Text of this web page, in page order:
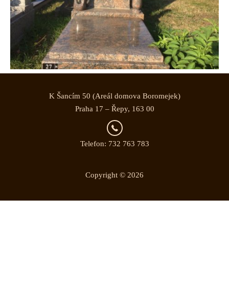
K Šancím 50 (Areál domova Boromejek)
Praha 17 – Řepy, 163 00
Telefon: 732 763 783
Copyright © 2026